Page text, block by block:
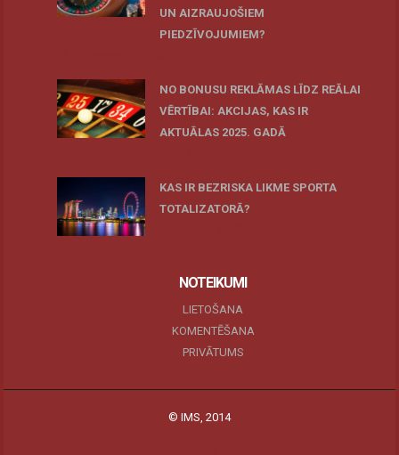
UN AIZRAUJOŠIEM
PIEDZĪVOJUMIEM?
NO BONUSU REKLĀMAS LĪDZ REĀLAI
VĒRTĪBAI: AKCIJAS, KAS IR
AKTUĀLAS 2025. GADĀ
KAS IR BEZRISKA LIKME SPORTA
TOTALIZATORĀ?
NOTEIKUMI
LIETOŠANA
KOMENTĒŠANA
PRIVĀTUMS
© IMS, 2014